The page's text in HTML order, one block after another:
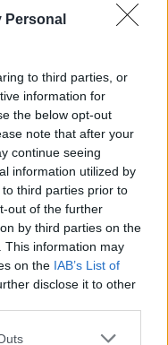
Personal
to third parties, or
information for
the below opt-out
note that after your
continue seeing
information utilized by
third parties prior to
out of the further
by third parties on the
This information may
on the IAB’s List of
disclose it to other
one or more Google
Hivatal égisze alatt Dr.
szakértő, hadtörténész,
aki ma reggel, a
nemzeti
úgy a közösségi
túlerőt nem tiszteli, az
de késő,
,kirúgás,november 4.,